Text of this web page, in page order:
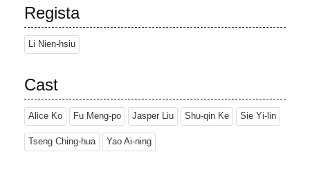
Regista
Li Nien-hsiu
Cast
Alice Ko Fu Meng-po Jasper Liu Shu-qin Ke Sie Yi-lin
Tseng Ching-hua Yao Ai-ning